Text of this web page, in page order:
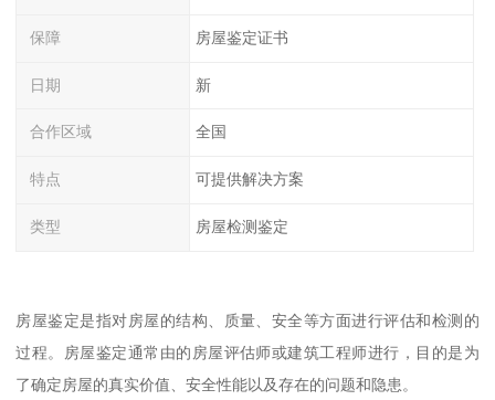
保障 房屋鉴定证书
日期 新
合作区域 全国
特点 可提供解决方案
类型 房屋检测鉴定
房屋鉴定是指对房屋的结构、质量、安全等方面进行评估和检测的
过程。房屋鉴定通常由的房屋评估师或建筑工程师进行，目的是为
了确定房屋的真实价值、安全性能以及存在的问题和隐患。